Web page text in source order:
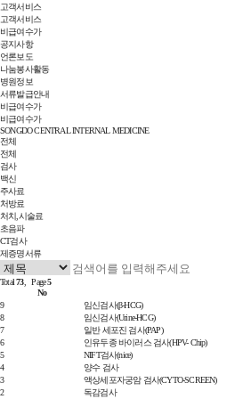
고객서비스
고객서비스
비급여수가
공지사항
언론보도
나눔봉사활동
병원정보
서류발급안내
비급여수가
비급여수가
SONGDO CENTRAL INTERNAL MEDICINE
전체
전체
검사
백신
주사료
처방료
처치,시술료
초음파
CT검사
제증명서류
Total73, Page5
No
9
임신검사(β-HCG)
8
임신검사(Urine-HCG)
7
일반 세포진 검사(PAP)
6
인유두종 바이러스 검사(HPV- Chip)
5
NIFT검사(nice)
4
양수 검사
3
액상세포자궁암 검사(CYTO-SCREEN)
2
독감검사